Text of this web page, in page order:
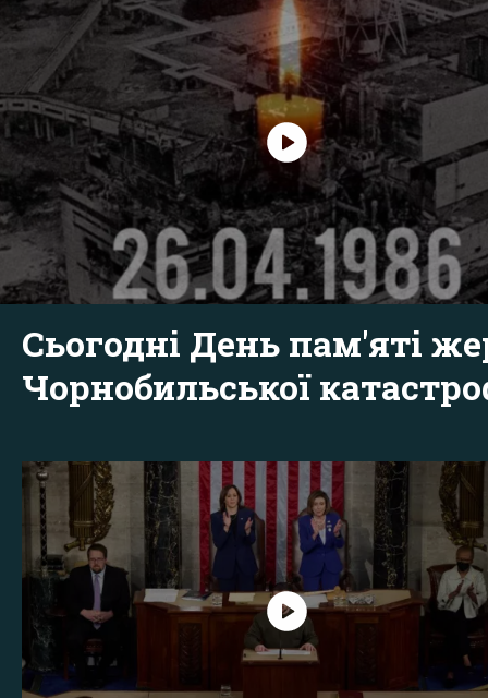
Сьогодні День пам'яті
Чорнобильської